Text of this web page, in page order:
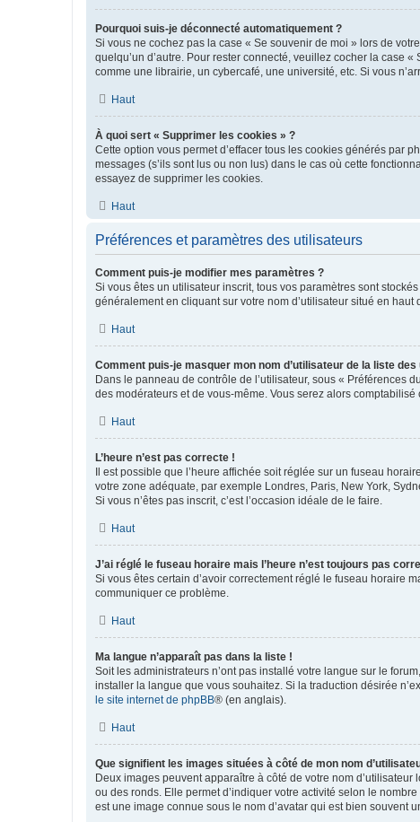
Pourquoi suis-je déconnecté automatiquement ?
Si vous ne cochez pas la case « Se souvenir de moi » lors de
quelqu’un d’autre. Pour rester connecté, veuillez cocher la case
comme une librairie, un cybercafé, une université, etc. Si vous
Haut
À quoi sert « Supprimer les cookies » ?
Cette option vous permet d’effacer tous les cookies générés par
messages (s’ils sont lus ou non lus) dans le cas où cette
essayez de supprimer les cookies.
Haut
Préférences et paramètres des utilisateurs
Comment puis-je modifier mes paramètres ?
Si vous êtes un utilisateur inscrit, tous vos paramètres sont
généralement en cliquant sur votre nom d’utilisateur situé en
Haut
Comment puis-je masquer mon nom d’utilisateur de la liste
Dans le panneau de contrôle de l’utilisateur, sous « Préférences
des modérateurs et de vous-même. Vous serez alors comptabilisé
Haut
L’heure n’est pas correcte !
Il est possible que l’heure affichée soit réglée sur un fuseau
votre zone adéquate, par exemple Londres, Paris, New York,
Si vous n’êtes pas inscrit, c’est l’occasion idéale de le faire.
Haut
J’ai réglé le fuseau horaire mais l’heure n’est toujours pas
Si vous êtes certain d’avoir correctement réglé le fuseau horaire
communiquer ce problème.
Haut
Ma langue n’apparaît pas dans la liste !
Soit les administrateurs n’ont pas installé votre langue sur le
installer la langue que vous souhaitez. Si la traduction désirée
le site internet de phpBB® (en anglais).
Haut
Que signifient les images situées à côté de mon nom
Deux images peuvent apparaître à côté de votre nom
ou des ronds. Elle permet d’indiquer votre activité selon le
est une image connue sous le nom d’avatar qui est bien souvent